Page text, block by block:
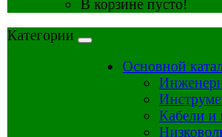
В корзине пусто!
Категории
Основной
Кабели и